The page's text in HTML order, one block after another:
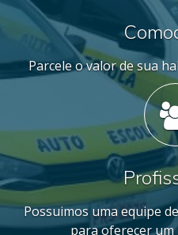
Parcele o valor de sua
Possuimos uma equipe
para oferecer um